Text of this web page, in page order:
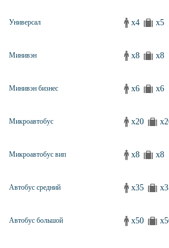
Универсал x4 x5
Минивэн x8 x8
Минивэн бизнес x6 x6
Микроавтобус x20
Микроавтобус вип x8 x8
Автобус средний x35
Автобус большой x50